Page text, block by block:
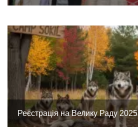
Реєстрація на Велику Раду 2025